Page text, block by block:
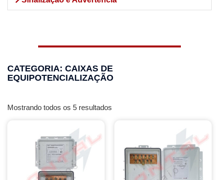
CATEGORIA: CAIXAS DE
EQUIPOTENCIALIZAÇÃO
Mostrando todos os 5 resultados